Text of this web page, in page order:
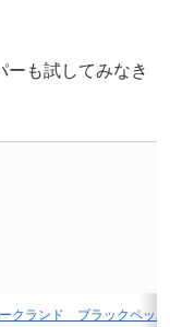
も試してみなき
クランド ブラックペ